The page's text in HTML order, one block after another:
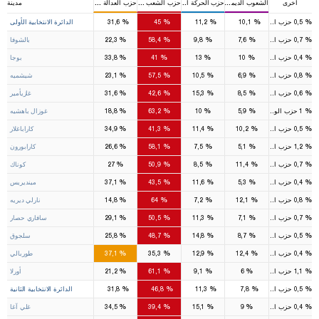
مدينة حزب العدالة والتنميةحزب الشعب الجمهوريحزب الحركة القوميةالشعوب الديمقرطي أخرى
الدائرة الانتخابية الأولى %
4
%
45
7
%
1
%
1
% حزب الوطن
بالشوفا % %
58,4 %
9,8 % % حزب الوطن
بوجا %
33,8 % % % % حزب الوطن
شيشميه % %
57,5 % % % حزب الوطن
غازيأمير %
31,6 %
42,6 % % % حزب الوطن
غوزال باهشيه %
18,8 %
63,2 % % % حزب الوطن
كاراباغلار %
34,9 % % %
10,2 % حزب الوطن
كارابورون %
26,6 % %
7,5 % % حزب الوطن
كوناك %
27 %
50,9 %
8,5 %
11,4 % حزب الوطن
مينديريس % %
43,5 % % % حزب الوطن
نارلي ديريه %
14,8 % %
7,2 % % حزب الوطن
سافاري حصار % %
50,5 % % % حزب الوطن
سلجوق %
25,8 %
48,7 % % % حزب الوطن
طوربالي % % % %
12,4 % حزب السعادة
أورلا %
21,2 % % %
6 % حزب الوطن
الدائرة الانتخابية الثانية % %
46,8 % % % حزب الوطن
غلي آغا %
34,5 %
39,4 % %
9 % حزب السعادة